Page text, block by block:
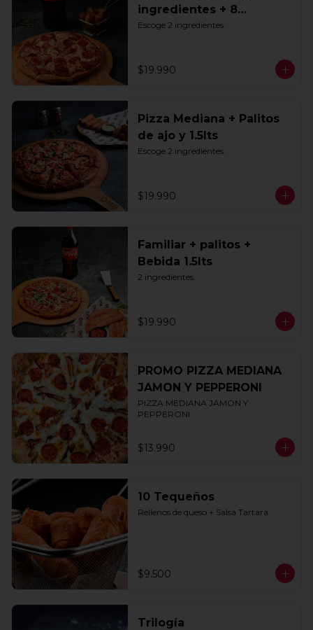
ingredientes + 8
Tequeños + Bebida 1.5lts
Escoge 2 ingredientes.
$19.990
Pizza Mediana + Palitos
de ajo y 1.5lts
Escoge 2 ingredientes.
$19.990
Familiar + palitos +
Bebida 1.5lts
2 ingredientes.
$19.990
PROMO PIZZA MEDIANA
JAMON Y PEPPERONI
PIZZA MEDIANA JAMON Y
PEPPERONI
$13.990
10 Tequeños
Rellenos de queso + Salsa Tartara
$9.500
Trilogía